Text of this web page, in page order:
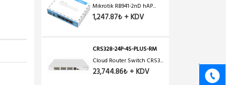
Mikrotik RB941-2nD hAP...
1,247.87₺ + KDV
CRS328-24P-4S-PLUS-RM
Cloud Router Switch CRS3...
23,744.86₺ + KDV